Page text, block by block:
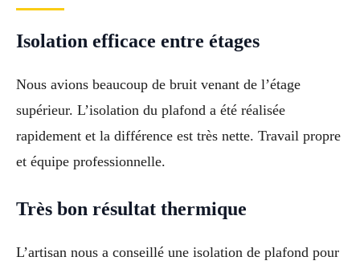
Isolation efficace entre étages
Nous avions beaucoup de bruit venant de l’étage
supérieur. L’isolation du plafond a été réalisée
rapidement et la différence est très nette. Travail propre
et équipe professionnelle.
Très bon résultat thermique
L’artisan nous a conseillé une isolation de plafond pour